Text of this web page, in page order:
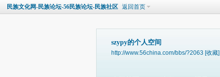
民族文化网-民族论坛-56民族论坛-民族社区 返回首页
szypy的个人空间
http://www.56china.com/bbs/?2063 [收藏]